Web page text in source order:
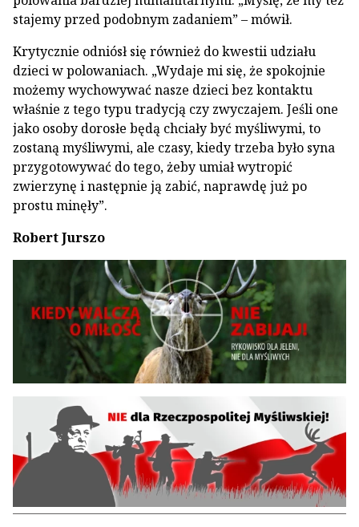
stajemy przed podobnym zadaniem” – mówił.
Krytycznie odniósł się również do kwestii udziału
dzieci w polowaniach. „Wydaje mi się, że spokojnie
możemy wychowywać nasze dzieci bez kontaktu
właśnie z tego typu tradycją czy zwyczajem. Jeśli one
jako osoby dorosłe będą chciały być myśliwymi, to
zostaną myśliwymi, ale czasy, kiedy trzeba było syna
przygotowywać do tego, żeby umiał wytropić
zwierzynę i następnie ją zabić, naprawdę już po
prostu minęły”.
Robert Jurszo